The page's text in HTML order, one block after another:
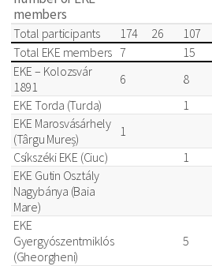
members
Total participants 174 26 107
Total EKE members 7 15
EKE – Kolozsvár
1891
6 8
EKE Torda (Turda)
1
EKE Marosvásárhely
(Târgu Mureș)
1
Csíkszéki EKE (Ciuc)
1
EKE Gutin Osztály
Nagybánya (Baia
Mare)
EKE
Gyergyószentmiklós
(Gheorgheni)
5